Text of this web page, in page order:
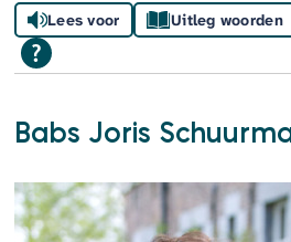
Lees voor Uitleg woorden
Babs Joris